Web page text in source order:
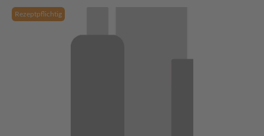
Rezeptpflichtig